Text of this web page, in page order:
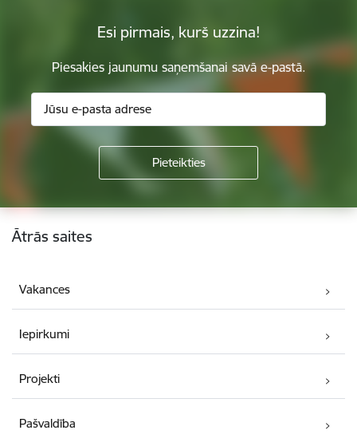
Esi pirmais, kurš uzzina!
Piesakies jaunumu saņemšanai savā e-pastā.
Kājene
Ātrās saites
Vakances
Iepirkumi
Projekti
Pašvaldība